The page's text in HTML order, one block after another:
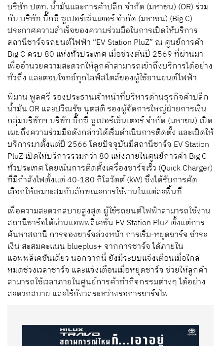
บริษัท ปตท. น้ำมันและการค้าปลีก จำกัด (มหาชน) (OR) ร่วม
กับ บริษัท บิ๊กซี ซูเปอร์เซ็นเตอร์ จำกัด (มหาชน) (Big C)
ประกาศความสำเร็จของความร่วมมือในการเปิดให้บริการ
สถานีชาร์จรถยนต์ไฟฟ้า “EV Station PluZ” ณ ศูนย์การค้า
Big C ครบ 80 แห่งทั่วประเทศ เมื่อช่วงต้นปี 2569 ที่ผ่านมา
เพื่ออำนวยความสะดวกให้ลูกค้าสามารถเข้าถึงบริการได้อย่าง
ทั่วถึง และตอบโจทย์ทุกไลฟ์สไตล์ของผู้ใช้ยานยนต์ไฟฟ้า
พิมาน พูลศรี รองประธานเจ้าหน้าที่บริหารด้านธุรกิจค้าปลีก
น้ำมัน OR และปวีณรัช นุตสติ รองผู้จัดการใหญ่ฝ่ายการเงิน
กลุ่มบริษัทฯ บริษัท บิ๊กซี ซูเปอร์เซ็นเตอร์ จำกัด (มหาชน) เปิด
เผยถึงความร่วมมือดังกล่าวได้เริ่มดำเนินการติดตั้ง และเปิดให้
บริการมาตั้งแต่ปี 2566 โดยปัจจุบันมีสถานีชาร์จ EV Station
PluZ เปิดให้บริการรวมกว่า 80 แห่งภายในศูนย์การค้า Big C
ทั่วประเทศ โดยเน้นการติดตั้งเครื่องชาร์จเร็ว (Quick Charger)
ที่มีกำลังไฟตั้งแต่ 40-180 กิโลวัตต์ (kW) ซึ่งได้รับการคัด
เลือกให้เหมาะสมกับลักษณะการใช้งานในแต่ละพื้นที่
เพื่อความสะดวกสบายสูงสุด ผู้ใช้รถยนต์ไฟฟ้าสามารถใช้งาน
สถานีชาร์จได้ผ่านแอพพลิเคชัน EV Station PluZ ตั้งแต่การ
ค้นหาสถานี การจองชาร์จล่วงหน้า การเริ่ม-หยุดชาร์จ ชำระ
เงิน สะสมคะแนน blueplus+ จากการชาร์จ ได้ภายใน
แอพพลิเคชันเดียว นอกจากนี้ ยังมีระบบแจ้งเตือนเมื่อใกล้
หมดช่วงเวลาชาร์จ และแจ้งเตือนเมื่อหยุดชาร์จ ช่วยให้ลูกค้า
สามารถใช้เวลาภายในศูนย์การค้าทำกิจกรรมต่างๆ ได้อย่าง
สะดวกสบาย และไร้กังวลระหว่างรอการชาร์จไฟ